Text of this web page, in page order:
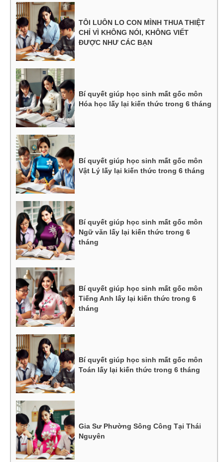
TÔI LUÔN LO CON MÌNH THUA THIỆT
CHỈ VÌ KHÔNG NÓI, KHÔNG VIẾT
ĐƯỢC NHƯ CÁC BẠN
Bí quyết giúp học sinh mất gốc môn
Hóa học lấy lại kiến thức trong 6 tháng
Bí quyết giúp học sinh mất gốc môn
Vật Lý lấy lại kiến thức trong 6 tháng
Bí quyết giúp học sinh mất gốc môn
Ngữ văn lấy lại kiến thức trong 6
tháng
Bí quyết giúp học sinh mất gốc môn
Tiếng Anh lấy lại kiến thức trong 6
tháng
Bí quyết giúp học sinh mất gốc môn
Toán lấy lại kiến thức trong 6 tháng
Gia Sư Phường Sông Công Tại Thái
Nguyên